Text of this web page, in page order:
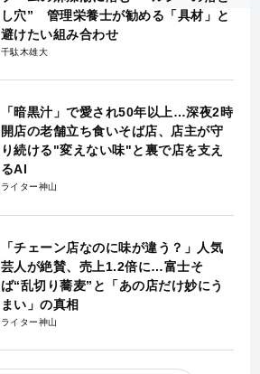
し穴” 管理栄養士が勧める「具材」と
避けたい組み合わせ
千駄木雄大
「暗黒汁」で愛され50年以上…深夜2時
開店の老舗立ち食いそば店、店主が守
り続ける"変えない味"と裏で店を支え
るAI
ライター神山
「チェーン店なのに味が違う？」人気
芸人が絶賛、売上1.2倍に…富士そ
ば“乱切り蕎麦”と「あの店だけ妙にう
まい」の真相
ライター神山